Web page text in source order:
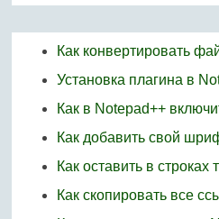
Как конвертировать
Установка плагина в
Как в Notepad++
Как добавить свой
Как оставить в
Как скопировать все